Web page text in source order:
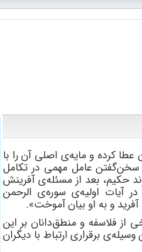
عطا کرده و مایهی اصلی آن را با
سخنگفتن عامل مهمی در تکامل
حکیم، بعد از مسئلهی آفرینش
آیات اولیهی سورهی الرحمن
آفرید و به او بیان آموخت».
از فلاسفه و منطقدانان بر این
وسیلهی برقراری ارتباط با دیگران